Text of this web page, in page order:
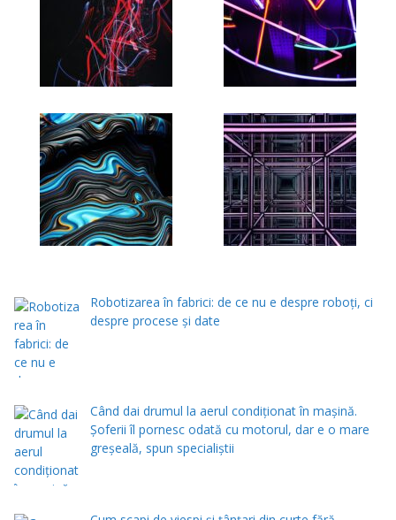
Robotizarea în fabrici: de ce nu e despre roboți, ci
despre procese și date
Când dai drumul la aerul condiţionat în maşină.
Şoferii îl pornesc odată cu motorul, dar e o mare
greşeală, spun specialiştii